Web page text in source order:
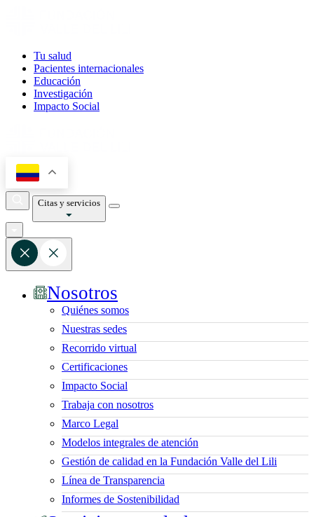
Tu salud
Pacientes internacionales
Educación
Investigación
Impacto Social
Citas y servicios
Nosotros
Quiénes somos
Nuestras sedes
Recorrido virtual
Certificaciones
Impacto Social
Trabaja con nosotros
Marco Legal
Modelos integrales de atención
Gestión de calidad en la Fundación Valle del Lili
Línea de Transparencia
Informes de Sostenibilidad